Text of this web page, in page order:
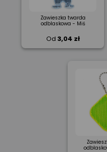
Zawieszka twarda
odblaskowa - Miś
Od 3,04 zł